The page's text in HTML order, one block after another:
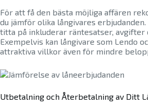
För att få den bästa möjliga affären
du jämför olika långivares
titta på inkluderar räntesatser, avgifter
Exempelvis kan långivare som Lendo
attraktiva villkor även för mindre
Utbetalning och Återbetalning av Ditt